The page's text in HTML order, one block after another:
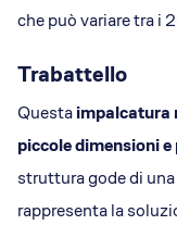
che può variare tra i
Trabattello
Questaimpalcatura
piccole dimensioni
struttura gode di
rappresenta la